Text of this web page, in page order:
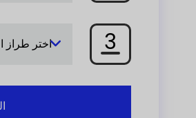
3 اختر طراز